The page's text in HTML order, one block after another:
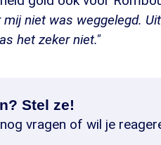
niet was weggelegd.
het zeker niet."
Stel ze!
vragen of wil je